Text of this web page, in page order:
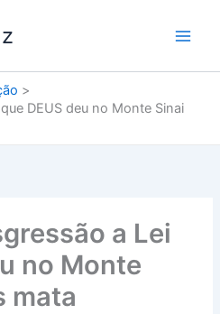
DEUS deu no Monte Sinai
a Lei
no Monte
mata